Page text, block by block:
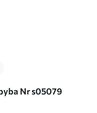
Nr s05079